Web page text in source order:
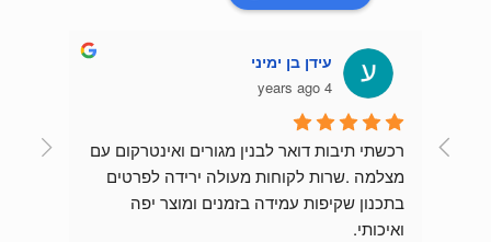
אייל אור
4 years ago
חוויה מעולה. תיבות הדאר הוזמנו והגיעו לאחר
צביעה מוקדם מהצפוי.
שירות מעולה. מומלץ בחום.
אייל אור, קבלן שיפוצים.